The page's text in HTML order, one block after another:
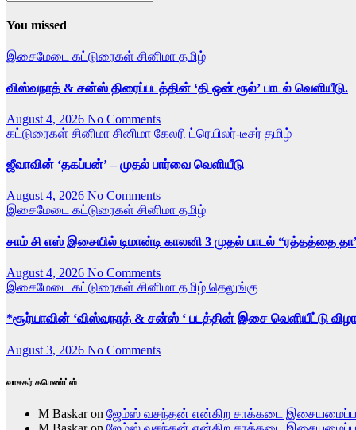
You missed
இசைமேடை கட்டுரைகள் சினிமா தமிழ்
விஸ்வநாத் & சன்ஸ் திரைப்படத்தின் ‘தி ஒன் ரூல்’ பாடல் வெளியீடு.
August 4, 2026 No Comments
கட்டுரைகள் சினிமா சினிமா கேலரி ட்ரெயிலர்-டீசர் தமிழ்
ஜீவாவின் ‘தகப்பன்’ – முதல் பார்வை வெளியீடு
August 4, 2026 No Comments
இசைமேடை கட்டுரைகள் சினிமா தமிழ்
சாம் சி எஸ் இசையில் டிமான்டி காலனி 3 முதல் பாடல் “ரத்தத்தை
August 4, 2026 No Comments
இசைமேடை கட்டுரைகள் சினிமா தமிழ் தெலுங்கு
*சூர்யாவின் ‘விஸ்வநாத் & சன்ஸ் ‘ படத்தின் இசை வெளியீட்டு
August 3, 2026 No Comments
வாசகர் கமெண்ட்ஸ்
M Baskaron ஜேம்ஸ் வசந்தன் என்கிற சாக்கடை